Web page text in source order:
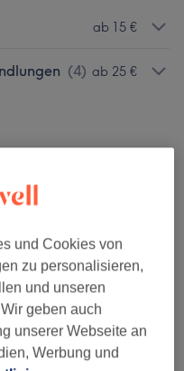
ab 15 €
(4) ab 25 €
und Cookies von
zu personalisieren,
und unseren
geben auch
unserer Webseite an
Werbung und